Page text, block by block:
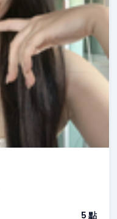
5 點